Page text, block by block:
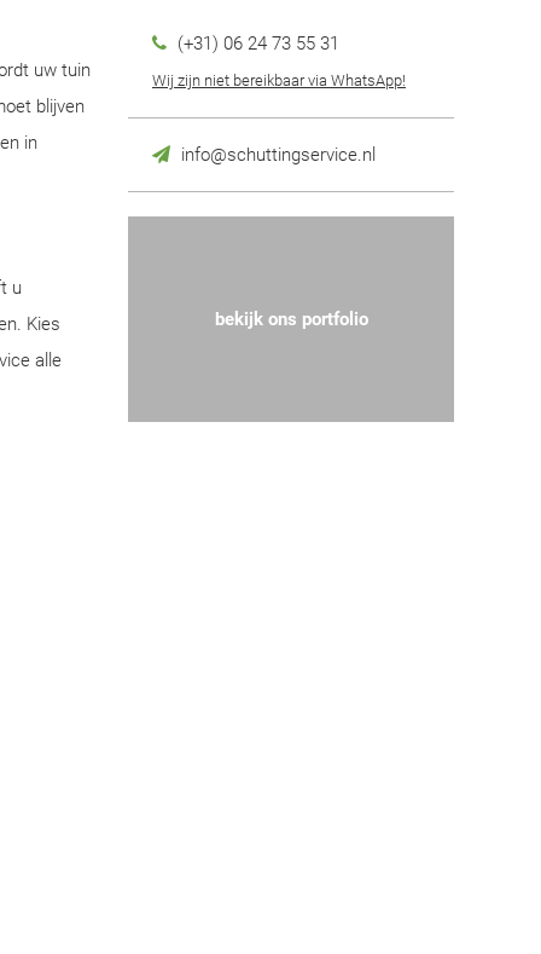
uw tuin
blijven
in
u
Kies
alle
(+31) 06 24 73 55 31
Wij zijn niet bereikbaar via WhatsApp!
info@schuttingservice.nl
bekijk ons portfolio